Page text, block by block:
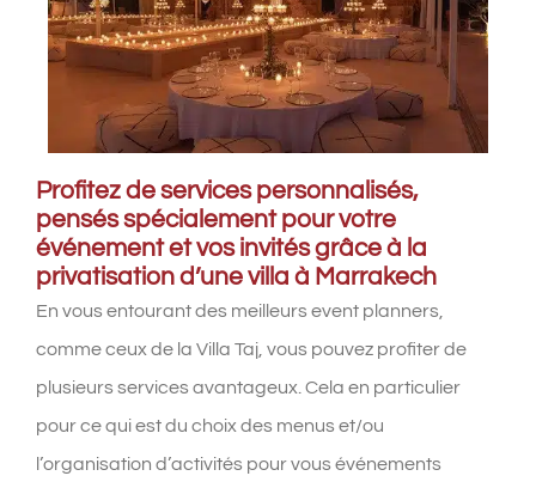
Profitez de services personnalisés,
pensés spécialement pour votre
événement et vos invités grâce à la
privatisation d’une villa à Marrakech
En vous entourant des meilleurs event planners,
comme ceux de la Villa Taj, vous pouvez profiter de
plusieurs services avantageux. Cela en particulier
pour ce qui est du choix des menus et/ou
l’organisation d’activités pour vous événements